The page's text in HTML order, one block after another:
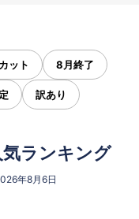
ット 8月終了
訳あり
ランキング
年8月6日